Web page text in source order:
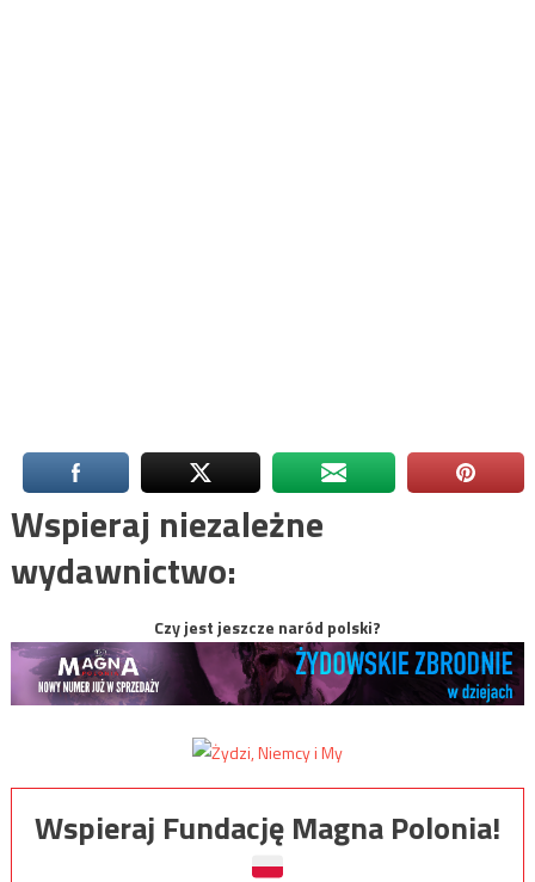
Wspieraj niezależne
wydawnictwo:
Czy jest jeszcze naród polski?
Wspieraj Fundację Magna Polonia!